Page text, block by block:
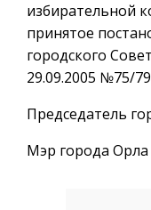
избирательной
принятое
городского
29.09.2005 №75/
Председатель
Мэр города